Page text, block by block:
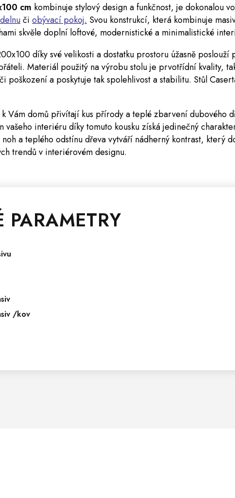
cm kombinuje stylový design a funkčnost, je dokonalou
či obývací pokoj. Svou konstrukcí, která kombinuje
skvěle doplní loftové, modernistické a minimalistické
díky své velikosti a dostatku prostoru úžasně poslouží
Materiál použitý na výrobu stolu je prvotřídní kvality,
poškození a poskytuje tak spolehlivost a stabilitu. Stůl
Vám domů přivítají kus přírody a teplé zbarvení dubového
interiéru díky tomuto kousku získá jedinečný
a teplého odstínu dřeva vytváří nádherný kontrast, který
trendů v interiérovém designu.
PARAMETRY
/kov